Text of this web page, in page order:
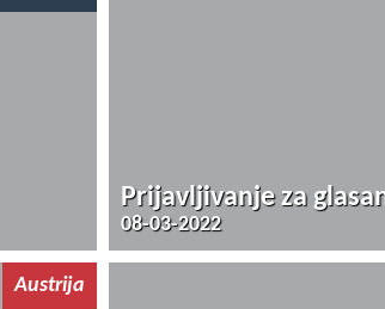
Prijavljivanje za
08-03-2022
Austrija